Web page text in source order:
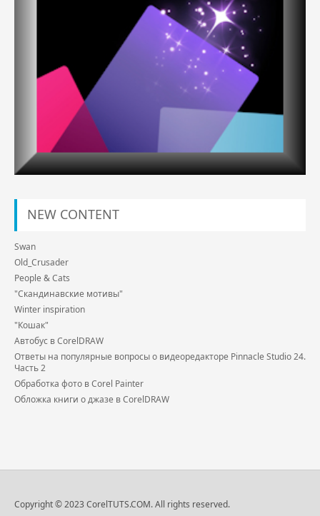
NEW CONTENT
Swan
Old_Crusader
People & Cats
"Скандинавские мотивы"
Winter inspiration
"Кошак"
Автобус в CorelDRAW
Ответы на популярные вопросы о видеоредакторе Pinnacle Studio 24.
Часть 2
Обработка фото в Corel Painter
Обложка книги о джазе в CorelDRAW
Copyright © 2023 CorelTUTS.COM. All rights reserved.